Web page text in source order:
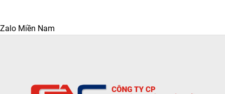
Zalo Miền Nam